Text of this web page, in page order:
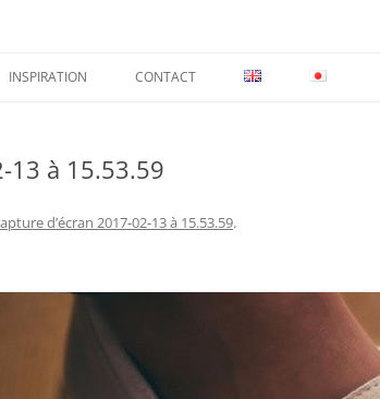
INSPIRATION CONTACT
13 à 15.53.59
d’écran 2017-02-13 à 15.53.59.